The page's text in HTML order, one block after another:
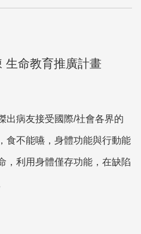
生命教育推廣計畫
病友接受國際/社會各界的
食不能嚥，身體功能與行動能
，利用身體僅存功能，在缺陷